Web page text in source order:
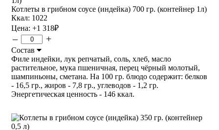
Котлеты в грибном соусе (индейка) 700 гр. (контейнер 1л)
Ккал: 1022
Цена: +1 318₽
– +
Состав
Филе индейки, лук репчатый, соль, хлеб, масло
растительное, мука пшеничная, перец чёрный молотый,
шампиньоны, сметана. На 100 гр. блюдо содержит: белков
- 16,5 гр., жиров - 7,8 гр., углеводов - 1,2 гр.
Энергетическая ценность - 146 ккал.